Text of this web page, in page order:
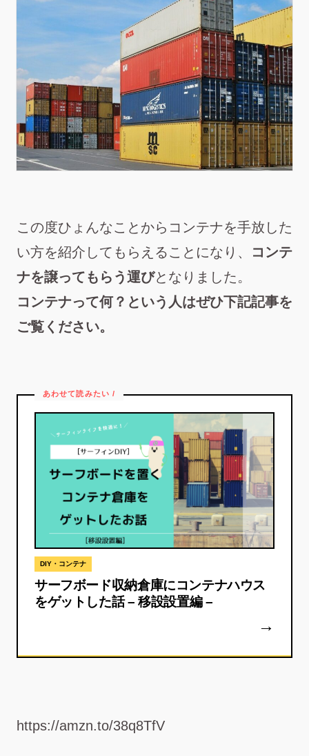
この度ひょんなことからコンテナを手放した
い方を紹介してもらえることになり、
コンテ
ナを譲ってもらう運びとなりました。
コンテナって何？という人はぜひ下記記事を
ご覧ください。
DIY・コンテナ
サーフボード収納倉庫にコンテナハウス
をゲットした話 – 移設設置編 –
https://amzn.to/38q8TfV